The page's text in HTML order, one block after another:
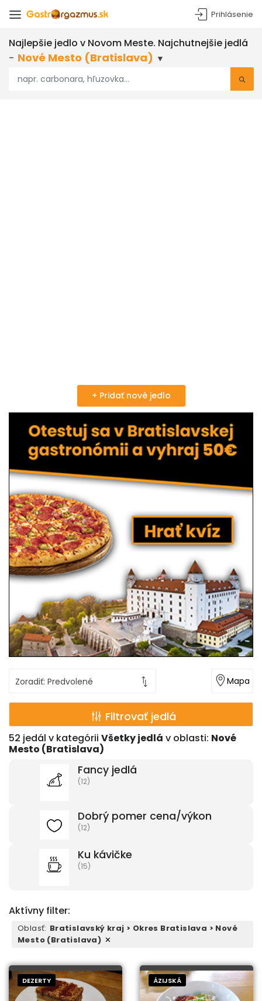
Prihlásenie
Najlepšie jedlo v Novom Meste. Najchutnejšie jedlá
- Nové Mesto (Bratislava) ▼
+ Pridať nové jedlo
Mapa
Filtrovať jedlá
52 jedál v kategórii Všetky jedlá v oblasti: Nové
Mesto (Bratislava)
Fancy jedlá
(12)
Dobrý pomer cena/výkon
(12)
Ku kávičke
(15)
Aktívny filter:
Oblasť: Bratislavský kraj > Okres Bratislava > Nové
Mesto (Bratislava) ✕
DEZERTY ÁZIJSKÁ